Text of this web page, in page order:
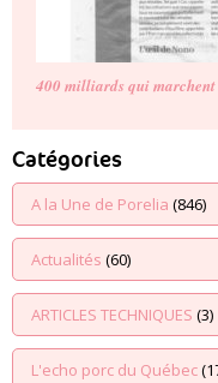
400 milliards qui marchent
Catégories
A la Une de Porelia (846)
Actualités (60)
ARTICLES TECHNIQUES (3)
L'echo porc du Québec